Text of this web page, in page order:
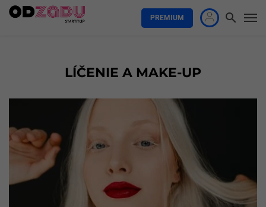
PREMIUM
LÍČENIE A MAKE-UP